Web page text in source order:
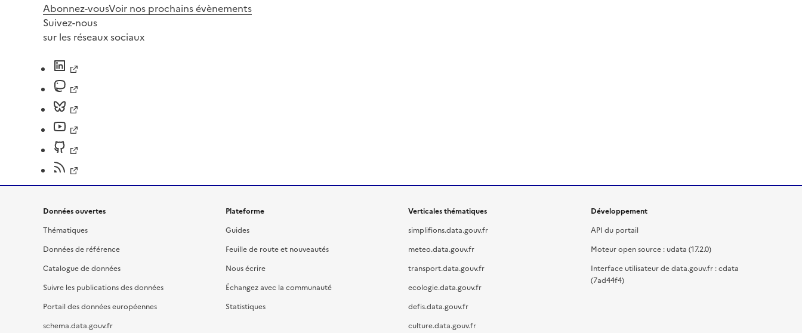
Abonnez-vousVoir nos prochains évènements
Suivez-nous
sur les réseaux sociaux
Données ouvertes
Thématiques
Données de référence
Catalogue de données
Suivre les publications des données
Portail des données européennes
schema.data.gouv.fr
Plateforme
Guides
Feuille de route et nouveautés
Nous écrire
Échangez avec la communauté
Statistiques
Verticales thématiques
simplifions.data.gouv.fr
meteo.data.gouv.fr
transport.data.gouv.fr
ecologie.data.gouv.fr
defis.data.gouv.fr
culture.data.gouv.fr
Développement
API du portail
Moteur open source : udata (17.2.0)
Interface utilisateur de data.gouv.fr : cdata
(7ad44f4)